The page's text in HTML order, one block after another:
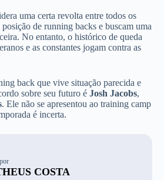
uma certa revolta entre todos os
de running backs e buscam uma
No entanto, o histórico de queda
e as constantes jogam contra as
back que vive situação parecida e
sobre seu futuro é Josh Jacobs,
. Ele não se apresentou ao training camp
é incerta.
COSTA